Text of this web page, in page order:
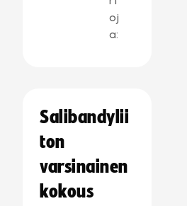
oj
a:
Salibandylii
ton
varsinainen
kokous